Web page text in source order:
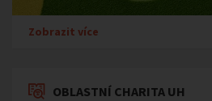
Zobrazit více
OBLASTNÍ CHARITA UH